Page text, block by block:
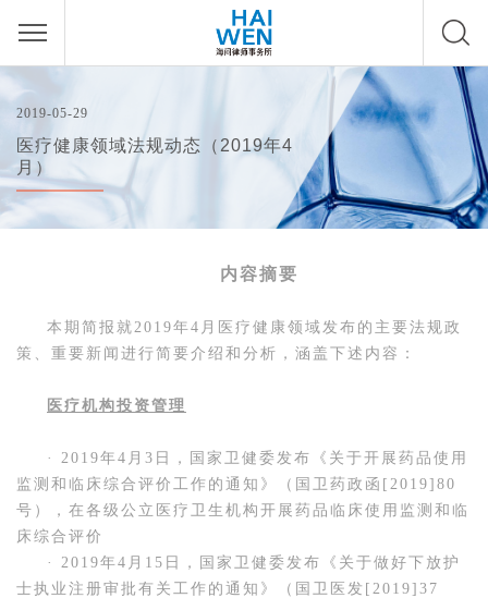
2019-05-29
医疗健康领域法规动态（2019年4
月）
内容摘要
本期简报就2019年4月医疗健康领域发布的主要法规政
策、重要新闻进行简要介绍和分析，涵盖下述内容：
医疗机构投资管理
· 2019年4月3日，国家卫健委发布《关于开展药品使用
监测和临床综合评价工作的通知》（国卫药政函[2019]80
号），在各级公立医疗卫生机构开展药品临床使用监测和临
床综合评价
· 2019年4月15日，国家卫健委发布《关于做好下放护
士执业注册审批有关工作的通知》（国卫医发[2019]37